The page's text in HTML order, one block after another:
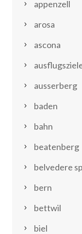
appenzell
arosa
ascona
ausserberg
baden
bahn
beatenberg
belvedere
bern
bettwil
biel